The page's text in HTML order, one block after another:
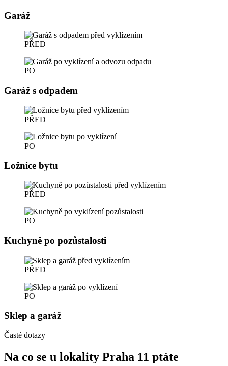
Garáž
PŘED
PO
Garáž s odpadem
PŘED
PO
Ložnice bytu
PŘED
PO
Kuchyně po pozůstalosti
PŘED
PO
Sklep a garáž
Časté dotazy
Na co se u lokality Praha 11 ptáte